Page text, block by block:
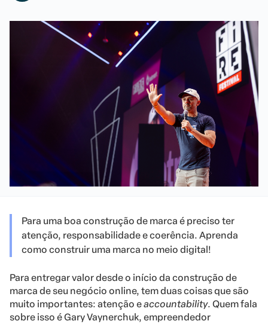
Para uma boa construção de marca é preciso ter
atenção, responsabilidade e coerência. Aprenda
como construir uma marca no meio digital!
Para entregar valor desde o início da construção de
marca de seu negócio online, tem duas coisas que são
muito importantes: atenção eaccountability. Quem fala
sobre isso é Gary Vaynerchuk, empreendedor